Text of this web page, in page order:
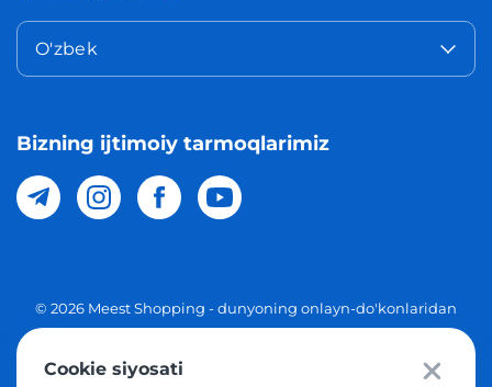
O'zbek
Bizning ijtimoiy tarmoqlarimiz
© 2026 Meest Shopping - dunyoning onlayn-do'konlaridan
Cookie siyosati